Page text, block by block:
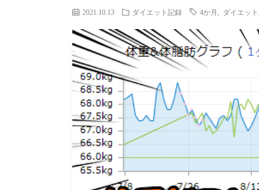
2021.10.13 ダイエット記録 4か月 ダイエット